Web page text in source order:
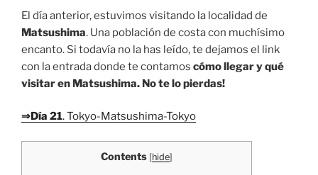
El día anterior, estuvimos visitando la localidad de
Matsushima. Una población de costa con muchísimo
encanto. Si todavía no la has leído, te dejamos el link
con la entrada donde te contamos cómo llegar y qué
visitar en Matsushima. No te lo pierdas!
⇒Día 21. Tokyo-Matsushima-Tokyo
Contents [hide]